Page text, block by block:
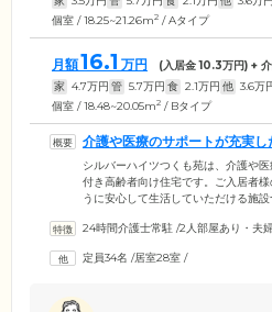
個室 / 18.25~21.26m2 / Aタイプ
月額16.1 万円 (入居金10.3万円) +
家 4.7万円 管 5.7万円 食 2.1万円 他 3.6万
個室 / 18.48~20.05m2 / Bタイプ
介護や医療のサポートが充実
向け住宅です
シルバーハイツつくも苑は、介護や
付き高齢者向け住宅です。ご入居者
うに安心して生活していただける施
ケアマネジャーがご入居者様のご希望
は24時間365日体制で、きめ細やかな
24時間介護士常駐 /2人部屋あり・夫
定員34名 /居室28室 /